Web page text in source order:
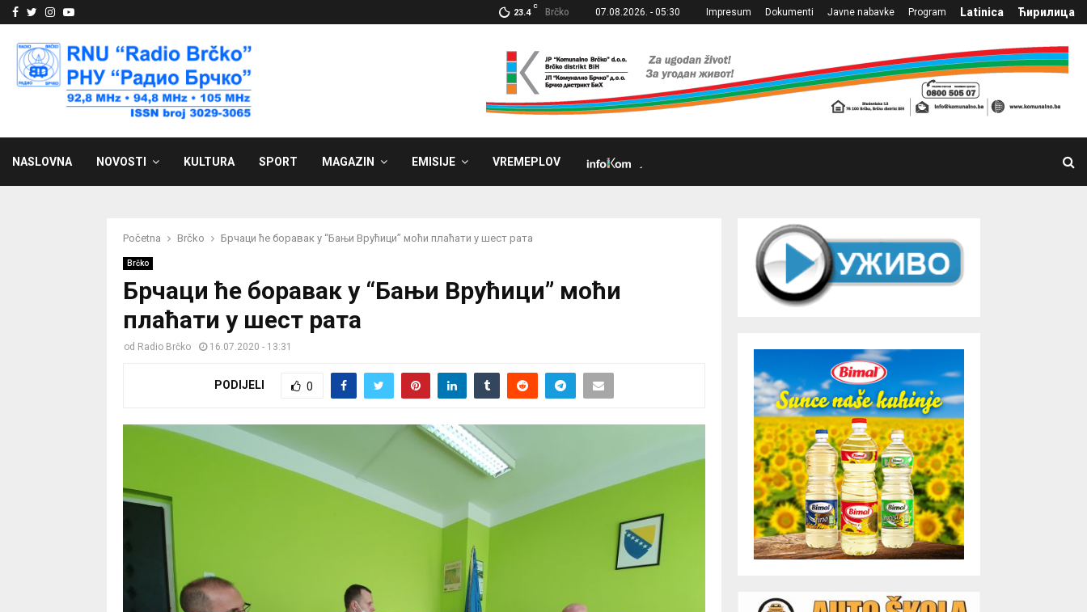
Facebook
Twitter
Instagram
Youtube 23.4
C
Brčko 07.08.2026. - 05:30 Impresum Dokumenti Javne nabavke Program Latinica Ћирилица
NASLOVNA NOVOSTI KULTURA SPORT MAGAZIN EMISIJE VREMEPLOV
Početna Brčko Брчаци ће боравак у “Бањи Врућици” моћи плаћати у шест рата
Brčko
Брчаци ће боравак у “Бањи Врућици” моћи
плаћати у шест рата
od Radio Brčko 16.07.2020 - 13:31
PODIJELI 0